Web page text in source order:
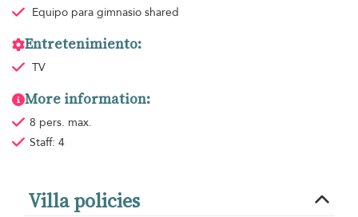
Equipo para gimnasio shared
Entretenimiento:
TV
More information:
8 pers. max.
Staff: 4
Villa policies